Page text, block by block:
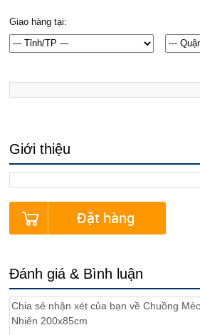
Giao hàng tại:
Giới thiệu
Đặt hàng
Đánh giá & Bình luận
Chia sẻ nhận xét của bạn vềChuồng
Nhiên 200x85cm